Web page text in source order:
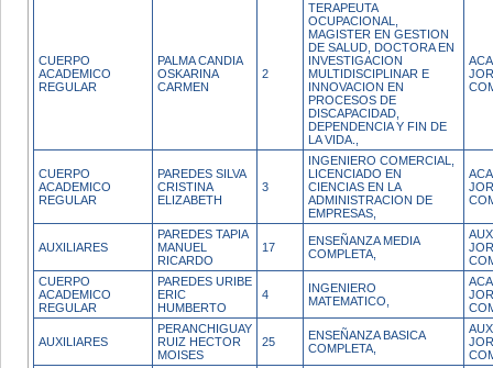
CUERPO
ACADEMICO
REGULAR
PALMA CANDIA
OSKARINA
CARMEN
2
TERAPEUTA
OCUPACIONAL,
MAGISTER EN GESTION
DE SALUD, DOCTORA EN
INVESTIGACION
MULTIDISCIPLINAR E
INNOVACION EN
PROCESOS DE
DISCAPACIDAD,
DEPENDENCIA Y FIN DE
LA VIDA.,
CUERPO
ACADEMICO
REGULAR
PAREDES SILVA
CRISTINA
ELIZABETH
3
INGENIERO COMERCIAL,
LICENCIADO EN
CIENCIAS EN LA
ADMINISTRACION DE
EMPRESAS,
AUXILIARES
PAREDES TAPIA
MANUEL
RICARDO
17
ENSEÑANZA MEDIA
COMPLETA,
CUERPO
ACADEMICO
REGULAR
PAREDES URIBE
ERIC
HUMBERTO
4
INGENIERO
MATEMATICO,
AUXILIARES
PERANCHIGUAY
RUIZ HECTOR
MOISES
25
ENSEÑANZA BASICA
COMPLETA,